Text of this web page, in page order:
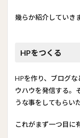
幾らか紹介していき
HPをつくる
HPを作り、ブログ
ウハウを発信する。
うな事をしてもらい
これがまず一つ目に